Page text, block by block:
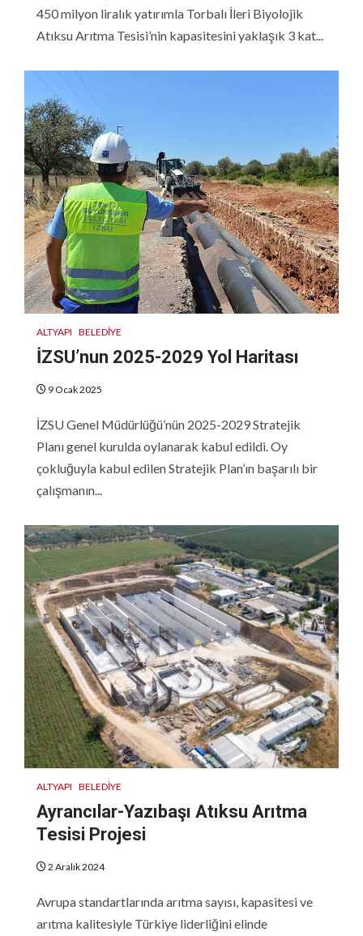
450 milyon liralık yatırımla Torbalı İleri Biyolojik
Atıksu Arıtma Tesisi’nin kapasitesini yaklaşık 3 kat...
ALTYAPI BELEDIYE
İZSU’nun 2025-2029 Yol Haritası
9 Ocak 2025
İZSU Genel Müdürlüğü’nün 2025-2029 Stratejik
Planı genel kurulda oylanarak kabul edildi. Oy
çokluğuyla kabul edilen Stratejik Plan’ın başarılı bir
çalışmanın...
ALTYAPI BELEDIYE
Ayrancılar-Yazıbaşı Atıksu Arıtma
Tesisi Projesi
2 Aralık 2024
Avrupa standartlarında arıtma sayısı, kapasitesi ve
arıtma kalitesiyle Türkiye liderliğini elinde